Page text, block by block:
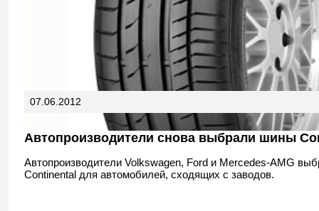
07.06.2012
Автопроизводители снова выбрали шины
Автопроизводители Volkswagen, Ford и Mercedes-AMG
Continental для автомобилей, сходящих с заводов.